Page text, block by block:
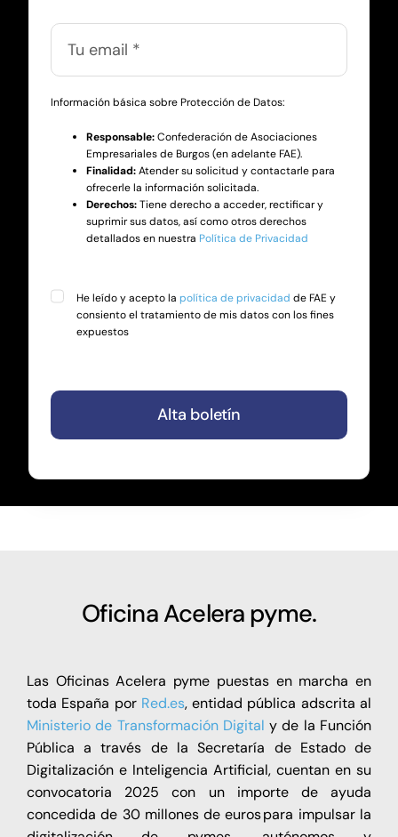
Información básica sobre Protección de Datos:
Responsable:Confederación de Asociaciones
Empresariales de Burgos (en adelante FAE).
Finalidad:Atender su solicitud y contactarle para
ofrecerle la información solicitada.
Derechos:Tiene derecho a acceder, rectificar y
suprimir sus datos, así como otros derechos
detallados en nuestra Política de Privacidad
He leído y acepto la política de privacidad de FAE y
consiento el tratamiento de mis datos con los fines
expuestos
Alta boletín
Oficina Acelera pyme.
Las Oficinas Acelera pyme puestas en marcha en
toda España por Red.es, entidad pública adscrita al
Ministerio de Transformación Digital y de la Función
Pública a través de la Secretaría de Estado de
Digitalización e Inteligencia Artificial, cuentan en su
convocatoria 2025 con un importe de ayuda
concedida de 30 millones de euros para impulsar la